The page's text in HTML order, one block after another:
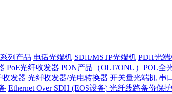
列产品 电话光端机 SDH/MSTP光端机 PDH光端
PoE光纤收发器 PON产品（OLT/ONU）POL全
收发器 光纤收发器/光电转换器 开关量光端机 串
Ethernet Over SDH (EOS设备) 光纤线路备份保